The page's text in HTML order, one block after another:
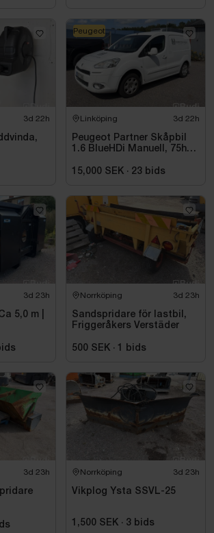
3d 22h Linköping 3d 22h
Peugeot Partner Skåpbil
1.6 BlueHDi Manuell, 75hk,
15,000 SEK · 23 bids
Peugeot
3d 23h
5,0 m |
Norrköping 3d 23h
Sandspridare för lastbil,
Friggeråkers Verstäder
500 SEK · 1 bids
3d 23h Norrköping 3d 23h
Vikplog Ysta SSVL-25
1,500 SEK · 3 bids